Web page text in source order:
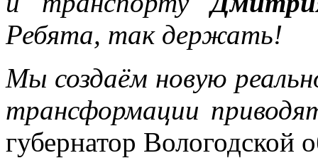
Ребята, так держать!
Мы создаём новую
трансформации
губернатор Вологодской